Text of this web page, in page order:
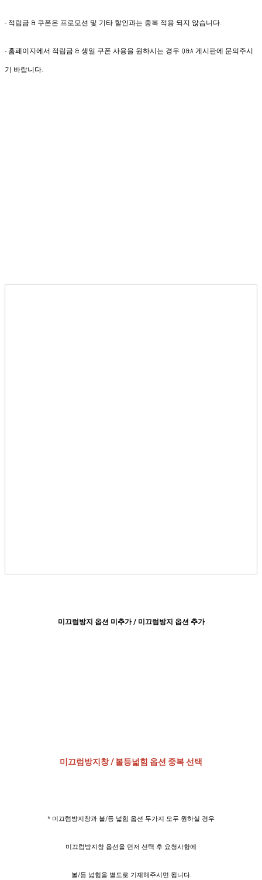
- 적립금 & 쿠폰은 프로모션 및 기타 할인과는 중복 적용 되지 않습니다.
- 홈페이지에서 적립금 & 생일 쿠폰 사용을 원하시는 경우 Q&A 게시판에 문의주시
기 바랍니다.
미끄럼방지 옵션 미추가 / 미끄럼방지 옵션 추가​
미끄럼방지창 / 볼등넓힘 옵션 중복 선택
* 미끄럼방지창과 볼/등 넓힘 옵션 두가지 모두 원하실 경우
미끄럼방지창 옵션을 먼저 선택 후 요청사항에
볼/등 넓힘을 별도로 기재해주시면 됩니다.